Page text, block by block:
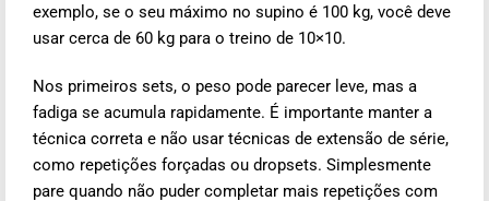
exemplo, se o seu máximo no supino é 100 kg, você deve
usar cerca de 60 kg para o treino de 10×10.
Nos primeiros sets, o peso pode parecer leve, mas a
fadiga se acumula rapidamente. É importante manter a
técnica correta e não usar técnicas de extensão de série,
como repetições forçadas ou dropsets. Simplesmente
pare quando não puder completar mais repetições com